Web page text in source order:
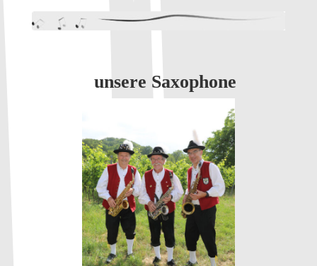
unsere Saxophone